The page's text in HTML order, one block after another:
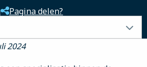
Pagina delen?
2024